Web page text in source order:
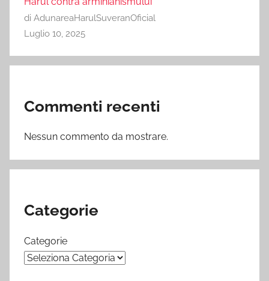
di AdunareaHarulSuveranOficial
Luglio 10, 2025
Commenti recenti
Nessun commento da mostrare.
Categorie
Categorie